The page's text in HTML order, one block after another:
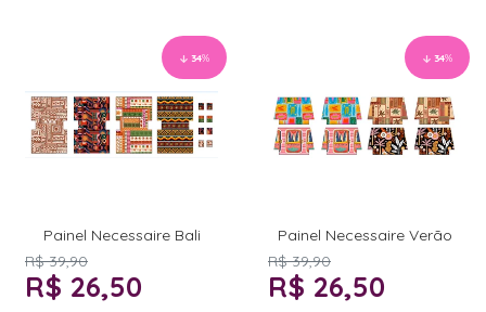
34%
Painel Necessaire Bali
R$ 39,90
R$ 26,50
34%
Painel Necessaire Verão
R$ 39,90
R$ 26,50